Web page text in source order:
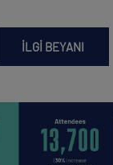
İLGI BEYANI